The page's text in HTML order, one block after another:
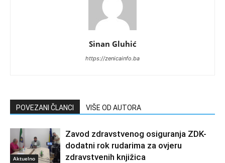
Sinan Gluhić
https://zenicainfo.ba
POVEZANI ČLANCI VIŠE OD AUTORA
Aktuelno
Zavod zdravstvenog osiguranja ZDK-
dodatni rok rudarima za ovjeru
zdravstvenih knjižica